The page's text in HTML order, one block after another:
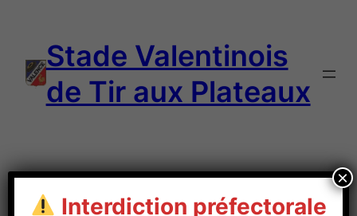
contenuStade Valentinois
de Tir aux Plateaux
Interdiction préfectorale
×